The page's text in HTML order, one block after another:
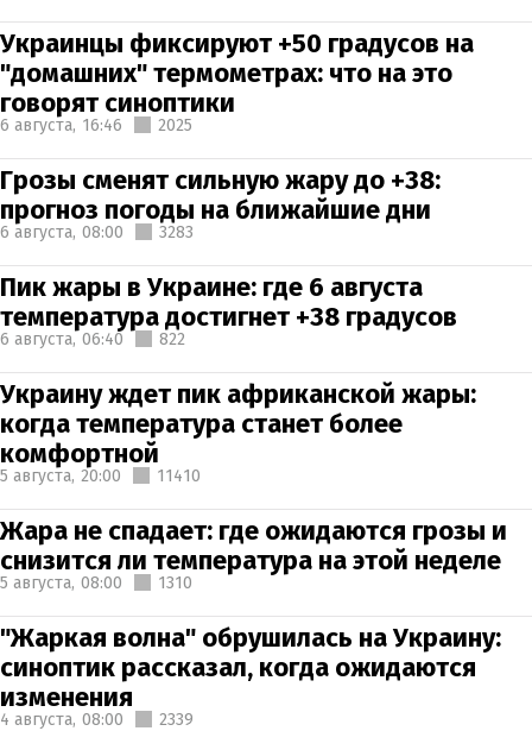
Украинцы фиксируют +50 градусов на
"домашних" термометрах: что на это
говорят синоптики
6 августа, 16:46 2025
Грозы сменят сильную жару до +38:
прогноз погоды на ближайшие дни
6 августа, 08:00 3283
Пик жары в Украине: где 6 августа
температура достигнет +38 градусов
6 августа, 06:40 822
Украину ждет пик африканской жары:
когда температура станет более
комфортной
5 августа, 20:00 11410
Жара не спадает: где ожидаются грозы и
снизится ли температура на этой неделе
5 августа, 08:00 1310
"Жаркая волна" обрушилась на Украину:
синоптик рассказал, когда ожидаются
изменения
4 августа, 08:00 2339